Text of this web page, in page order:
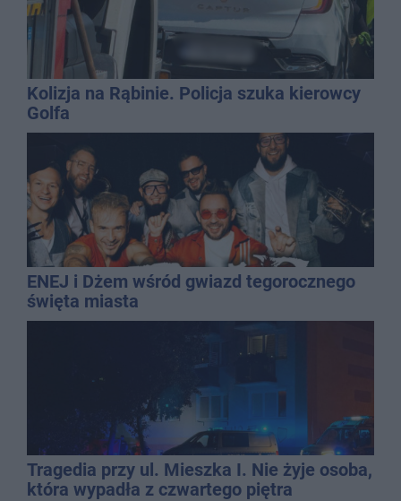
Kolizja na Rąbinie. Policja szuka kierowcy
Golfa
ENEJ i Dżem wśród gwiazd tegorocznego
święta miasta
Tragedia przy ul. Mieszka I. Nie żyje osoba,
która wypadła z czwartego piętra